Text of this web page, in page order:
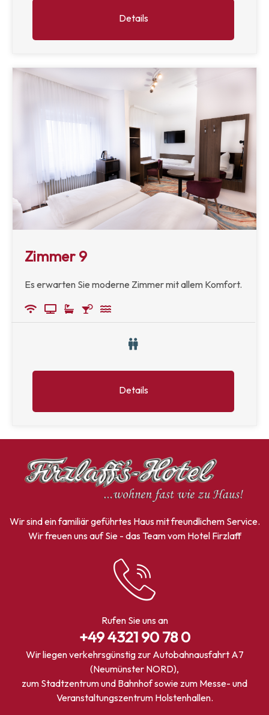
Details
Zimmer 9
Es erwarten Sie moderne Zimmer mit allem Komfort.
Details
Wir sind ein familiär geführtes Haus mit freundlichem Service.
Wir freuen uns auf Sie - das Team vom Hotel Firzlaff
Rufen Sie uns an
+49 4321 90 78 0
Wir liegen verkehrsgünstig zur Autobahnausfahrt A7
(Neumünster NORD),
zum Stadtzentrum und Bahnhof sowie zum Messe- und
Veranstaltungszentrum Holstenhallen.